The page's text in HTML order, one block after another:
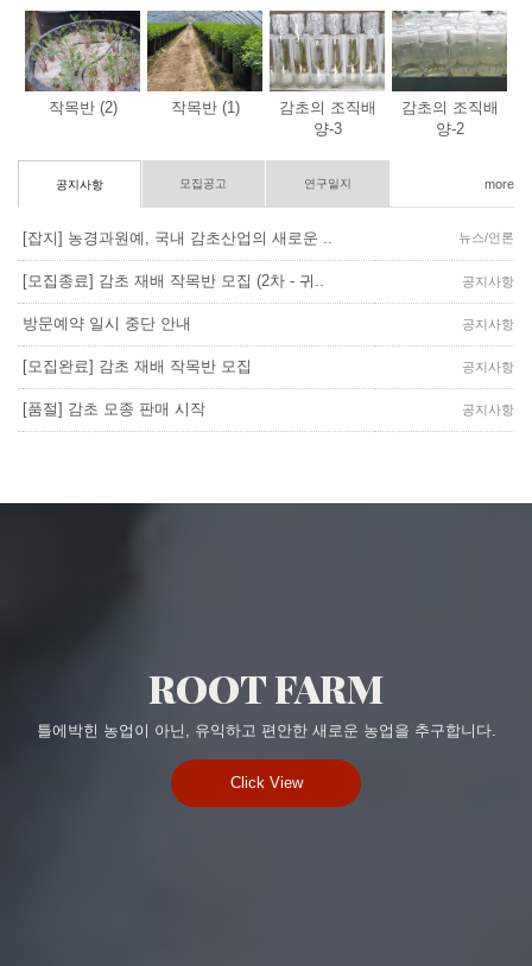
작목반 (2) 작목반 (1)
감초의 조직배
양-3
감초의 조직배
양-2
공지사항 모집공고 연구일지 more
[잡지] 농경과원예, 국내 감초산업의 새로운 .. 뉴스/언론
[모집종료] 감초 재배 작목반 모집 (2차 - 귀.. 공지사항
방문예약 일시 중단 안내 공지사항
[모집완료] 감초 재배 작목반 모집 공지사항
[품절] 감초 모종 판매 시작 공지사항
ROOT FARM
틀에박힌 농업이 아닌, 유익하고 편안한 새로운 농업을 추구합니다.
Click View